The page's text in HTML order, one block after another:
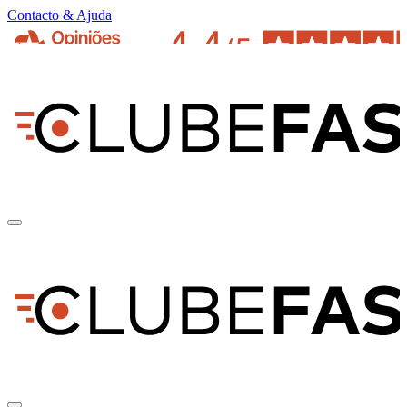
Contacto & Ajuda